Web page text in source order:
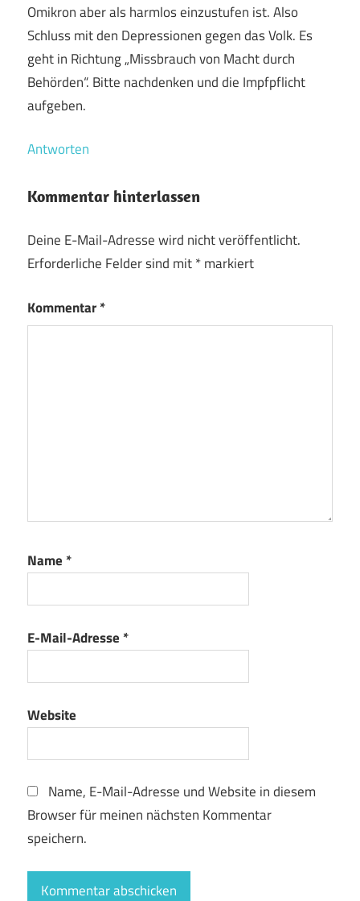
Omikron aber als harmlos einzustufen ist. Also
Schluss mit den Depressionen gegen das Volk. Es
geht in Richtung „Missbrauch von Macht durch
Behörden“. Bitte nachdenken und die Impfpflicht
aufgeben.
Antworten
Kommentar hinterlassen
Deine E-Mail-Adresse wird nicht veröffentlicht.
Erforderliche Felder sind mit*markiert
Kommentar*
Name *
E-Mail-Adresse *
Website
Name, E-Mail-Adresse und Website in diesem
Browser für meinen nächsten Kommentar
speichern.